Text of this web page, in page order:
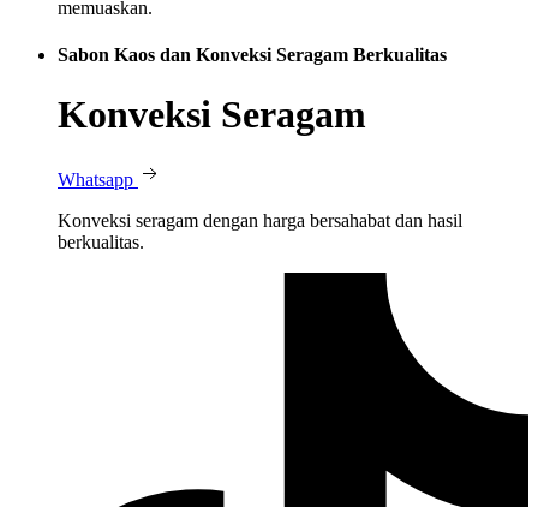
memuaskan.
Sabon Kaos dan Konveksi Seragam Berkualitas
Konveksi Seragam
Whatsapp
Konveksi seragam dengan harga bersahabat dan hasil
berkualitas.